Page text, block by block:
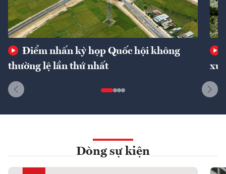
Điểm nhấn kỳ họp Quốc hội không
thường lệ lần thứ nhất
Dòng sự kiện